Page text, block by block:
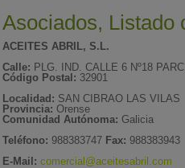
Asociados, Listado
ACEITES ABRIL, S.L.
Calle: PLG. IND. CALLE 6 Nº18
Código Postal: 32901
Localidad: SAN CIBRAO LAS VILAS
Provincia: Orense
Comunidad Autónoma: Galicia
Teléfono: 988383747 Fax: 988383943
E-Mail: comercial@aceitesabril.com